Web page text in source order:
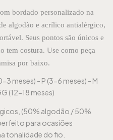
bordado personalizado na
algodão e acrílico antialérgico,
Seus pontos são únicos e
tem costura. Use como peça
por baixo.
3 meses) - P (3-6 meses) - M
(12-18 meses)
(50% algodão / 50%
para ocasiões
tonalidade do fio.